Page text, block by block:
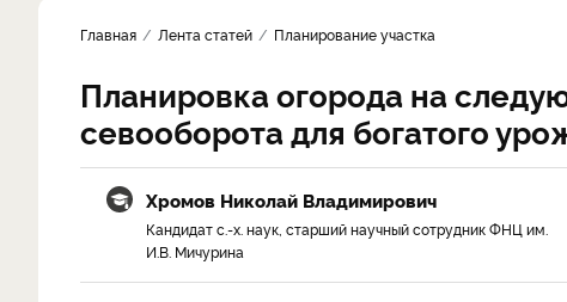
Главная Лента статей Планирование участка
Планировка огорода на
севооборота для богатого
Хромов Николай Владимирович
Кандидат с.-х. наук, старший научный сотрудник ФНЦ им.
И.В. Мичурина